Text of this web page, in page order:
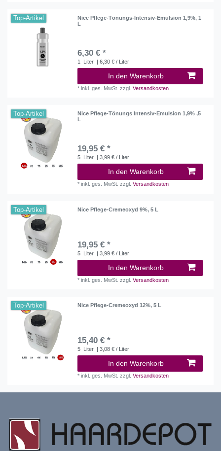
Top-Artikel
Nice Pflege-Tönungs-Intensiv-Emulsion 1,9%, 1
L
6,30 € *
1 Liter | 6,30 € / Liter
In den Warenkorb
*inkl. ges. MwSt. zzgl.Versandkosten
Top-Artikel
Nice Pflege-Tönungs Intensiv-Emulsion 1,9% ,5
L
19,95 € *
5 Liter | 3,99 € / Liter
In den Warenkorb
*inkl. ges. MwSt. zzgl.Versandkosten
Top-Artikel Nice Pflege-Cremeoxyd 9%, 5 L
19,95 € *
5 Liter | 3,99 € / Liter
In den Warenkorb
*inkl. ges. MwSt. zzgl.Versandkosten
Top-Artikel Nice Pflege-Cremeoxyd 12%, 5 L
15,40 € *
5 Liter | 3,08 € / Liter
In den Warenkorb
*inkl. ges. MwSt. zzgl.Versandkosten